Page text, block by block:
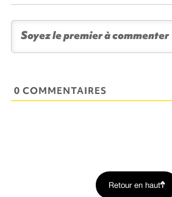
0 COMMENTAIRES
Retour en haut